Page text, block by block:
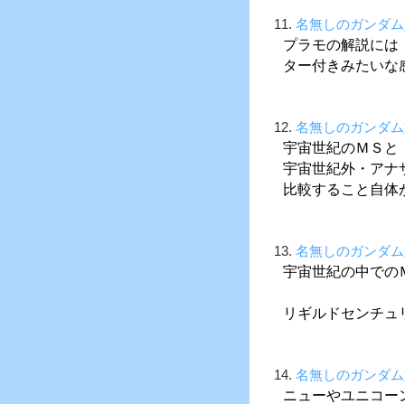
11. 名無しのガンダ
プラモの解説には
ター付きみたいな
12. 名無しのガンダ
宇宙世紀のＭＳと
宇宙世紀外・アナ
比較すること自体
13. 名無しのガンダ
宇宙世紀の中での
リギルドセンチ
14. 名無しのガンダ
ニューやユニコ